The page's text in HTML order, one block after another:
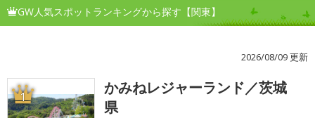
GW人気スポットランキングから探す【関東】
2026/08/09 更新
1
かみねレジャーランド／茨城
県